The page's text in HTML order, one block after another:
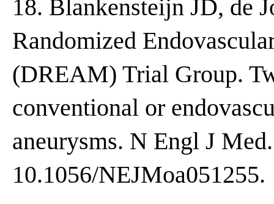
18. Blankensteijn JD, de
Randomized
(DREAM) Trial Group.
conventional or
aneurysms. N Engl J
10.1056/NEJMoa051255.